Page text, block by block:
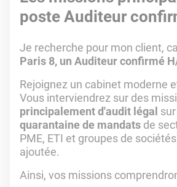
poste Auditeur
Je recherche pour mon client,
Paris 8, un Auditeur confirmé
Rejoignez un cabinet moderne
Vous interviendrez sur des
principalement d'audit légal
quarantaine de mandats de
PME, ETI et groupes de
ajoutée.
Ainsi, vos missions